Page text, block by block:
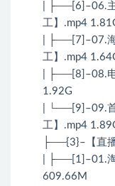
| ├──[6]–06.
工】.mp4
| ├──[7]–07.
工】.mp4
| ├──[8]–08.
1.92G
| └──[9]–09.
工】.mp4
├──{3}–【直
| ├──[1]–01.
609.66M